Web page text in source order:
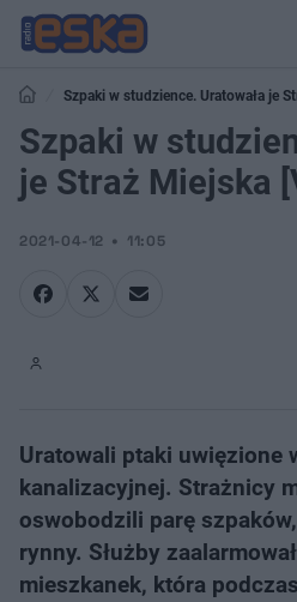
Szpaki w studzience. Uratowała je
Szpaki w
je Straż Miejska
2021-04-12 11:05
Uratowali ptaki uwięzione
kanalizacyjnej. Strażnicy
oswobodzili parę
rynny. Służby
mieszkanek, która